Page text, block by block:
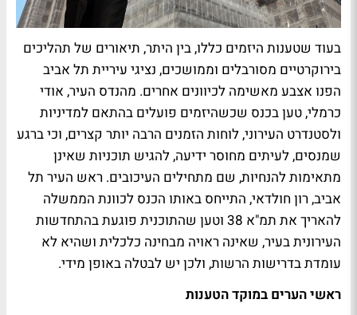
בעוד שטענות היזמים כללו, בין היתר, תיאורים של תהליכים
בירוקרטיים מסורבלים וממושכים, נציגי עיריית תל אביב
הפנו אצבע מאשימה לכיוונים אחרים. מהנדס העיר, אודי
כרמלי, טען בכנס שכשהיזמים פועלים בהתאם למדיניות
ולסטנדרט העירוני, לוחות הזמנים הרבה יותר קצרים, וכי ברגע
שמנסים, לעיתים מחוסר ידיעה, להגיש תוכניות שאינן
מתאימות להנחיות, שם מתחילים העיכובים. ראש העיר תל
אביב, רון חולדאי, התייחס באותו הכנס לכוונת הממשלה
להאריך את תמ"א 38 וטען שהתוכנית פוגעת בהתחדשות
העירונית בעיר, שאינה ראויה מבחינה כלכלית ושהיא לא
עומדת בדרישות הרשות, ולכן יש לבטלה באופן מידי.
ראשי הערים במוקד הטענות